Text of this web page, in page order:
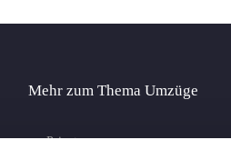
Mehr zum Thema Umzüge
Privatumzug